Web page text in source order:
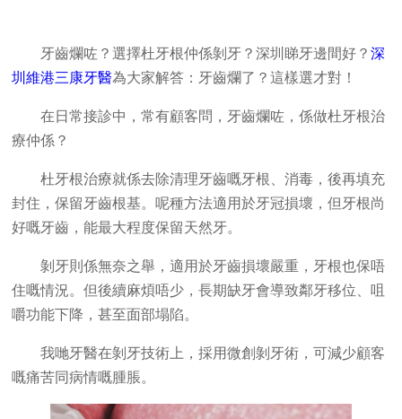
牙齒爛咗？選擇杜牙根仲係剝牙？深圳睇牙邊間好？深
圳維港三康牙醫為大家解答：牙齒爛了？這樣選才對！
在日常接診中，常有顧客問，牙齒爛咗，係做杜牙根治
療仲係？
杜牙根治療就係去除清理牙齒嘅牙根、消毒，後再填充
封住，保留牙齒根基。呢種方法適用於牙冠損壞，但牙根尚
好嘅牙齒，能最大程度保留天然牙。
剝牙則係無奈之舉，適用於牙齒損壞嚴重，牙根也保唔
住嘅情況。但後續麻煩唔少，長期缺牙會導致鄰牙移位、咀
嚼功能下降，甚至面部塌陷。
我哋牙醫在剝牙技術上，採用微創剝牙術，可減少顧客
嘅痛苦同病情嘅腫脹。